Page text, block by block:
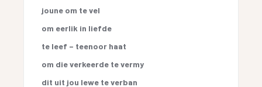
joune om te vel
om eerlik in liefde
te leef – teenoor haat
om die verkeerde te vermy
dit uit jou lewe te verban